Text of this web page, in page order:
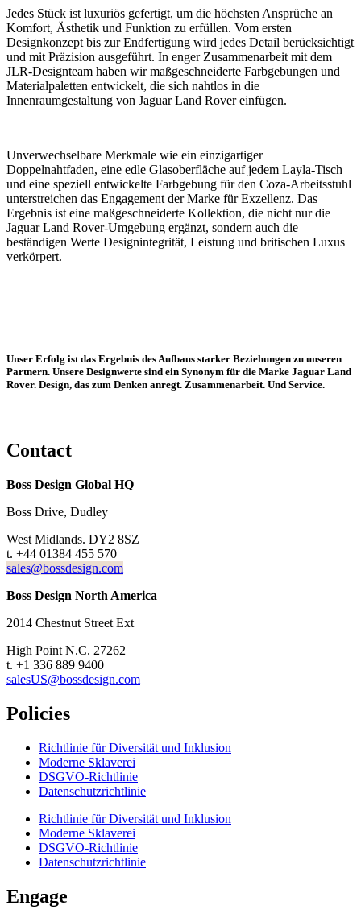
Jedes Stück ist luxuriös gefertigt, um die höchsten Ansprüche an
Komfort, Ästhetik und Funktion zu erfüllen. Vom ersten
Designkonzept bis zur Endfertigung wird jedes Detail berücksichtigt
und mit Präzision ausgeführt. In enger Zusammenarbeit mit dem
JLR-Designteam haben wir maßgeschneiderte Farbgebungen und
Materialpaletten entwickelt, die sich nahtlos in die
Innenraumgestaltung von Jaguar Land Rover einfügen.
Unverwechselbare Merkmale wie ein einzigartiger
Doppelnahtfaden, eine edle Glasoberfläche auf jedem Layla-Tisch
und eine speziell entwickelte Farbgebung für den Coza-Arbeitsstuhl
unterstreichen das Engagement der Marke für Exzellenz. Das
Ergebnis ist eine maßgeschneiderte Kollektion, die nicht nur die
Jaguar Land Rover-Umgebung ergänzt, sondern auch die
beständigen Werte Designintegrität, Leistung und britischen Luxus
verkörpert.
Unser Erfolg ist das Ergebnis des Aufbaus starker Beziehungen zu unseren
Partnern. Unsere Designwerte sind ein Synonym für die Marke Jaguar Land
Rover. Design, das zum Denken anregt. Zusammenarbeit. Und Service.
Contact
Boss Design Global HQ
Boss Drive, Dudley
West Midlands. DY2 8SZ
t. +44 01384 455 570
sales@bossdesign.com
Boss Design North America
2014 Chestnut Street Ext
High Point N.C. 27262
t. +1 336 889 9400
salesUS@bossdesign.com
Policies
Richtlinie für Diversität und Inklusion
Moderne Sklaverei
DSGVO-Richtlinie
Datenschutzrichtlinie
Richtlinie für Diversität und Inklusion
Moderne Sklaverei
DSGVO-Richtlinie
Datenschutzrichtlinie
Engage